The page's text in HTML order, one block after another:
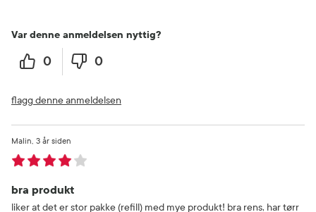
Var denne anmeldelsen nyttig?
0 0
flagg denne anmeldelsen
bra produkt
3 år siden
Malin
liker at det er stor pakke (refill) med mye produkt! bra rens, har tørr